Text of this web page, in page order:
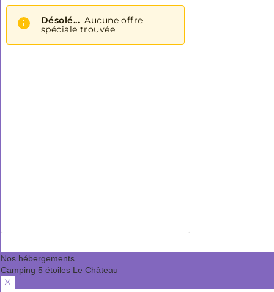
Nos hébergements
Camping 5 étoiles Le Château